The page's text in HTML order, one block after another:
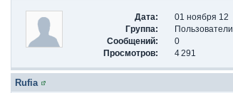
Дата:
01 ноября 12
Группа:
Пользователи
Сообщений:
0
Просмотров:
4 291
Rufia